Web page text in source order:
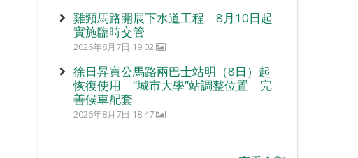
雞頸馬路開展下水道工程 8月10日起
實施臨時交管
2026年8月7日 19:02
徐日昇寅公馬路兩巴士站明（8日）起
恢復使用 “城市大學”站調整位置 完
善候車配套
2026年8月7日 18:47